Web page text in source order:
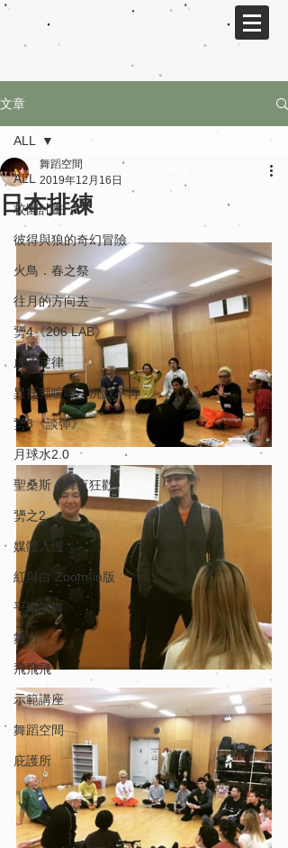
文章
ALL
校園計畫
彼得與狼的奇幻冒險
火鳥．春之祭
往月的方向去
勥4《206 LAB》
虎克定律
異托邦喧嘩．沉默不再
勥3《談彈》
月球水2.0
聖桑斯《舞夜狂歡》
勥之2
媒體入侵
紅與白 Zoom-in版
平珩說舞
舞力
飛飛飛
示範講座
舞蹈空間
庇護所
ALL
日本排練
舞蹈空間
2019年12月16日